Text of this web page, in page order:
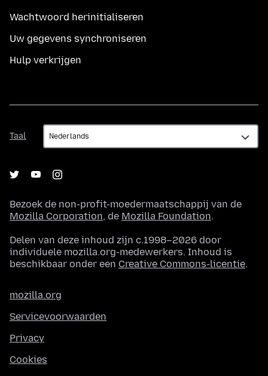
Wachtwoord herinitialiseren
Uw gegevens synchroniseren
Hulp verkrijgen
Taal
Taal
Bezoek de non-profit-moedermaatschappij van de
Mozilla Corporation, de Mozilla Foundation.
Delen van deze inhoud zijn c.1998–2026 door
individuele mozilla.org-medewerkers. Inhoud is
beschikbaar onder een Creative Commons-licentie.
mozilla.org
Servicevoorwaarden
Privacy
Cookies